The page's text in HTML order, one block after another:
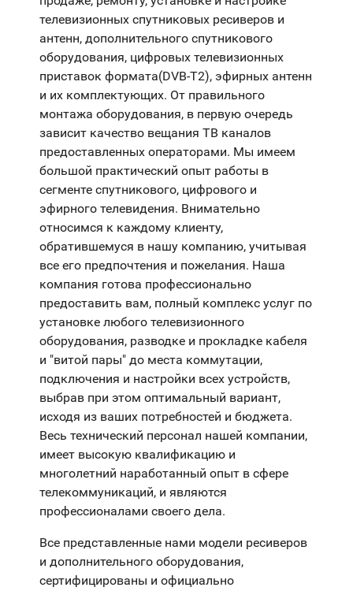
телевизионных спутниковых ресиверов и
антенн, дополнительного спутникового
оборудования, цифровых телевизионных
приставок формата(DVB-T2), эфирных антенн
и их комплектующих. От правильного
монтажа оборудования, в первую очередь
зависит качество вещания ТВ каналов
предоставленных операторами. Мы имеем
большой практический опыт работы в
сегменте спутникового, цифрового и
эфирного телевидения. Внимательно
относимся к каждому клиенту,
обратившемуся в нашу компанию, учитывая
все его предпочтения и пожелания. Наша
компания готова профессионально
предоставить вам, полный комплекс услуг по
установке любого телевизионного
оборудования, разводке и прокладке кабеля
и "витой пары" до места коммутации,
подключения и настройки всех устройств,
выбрав при этом оптимальный вариант,
исходя из ваших потребностей и бюджета.
Весь технический персонал нашей компании,
имеет высокую квалификацию и
многолетний наработанный опыт в сфере
телекоммуникаций, и являются
профессионалами своего дела.
Все представленные нами модели ресиверов
и дополнительного оборудования,
сертифицированы и официально